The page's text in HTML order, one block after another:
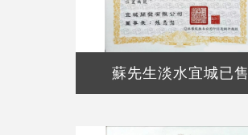
蘇先生淡水宜城已售